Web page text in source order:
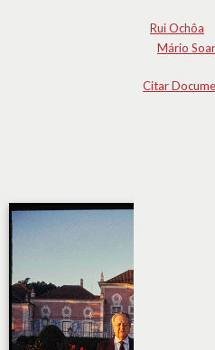
Rui Ochôa
Mário
Citar